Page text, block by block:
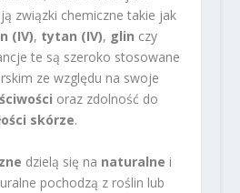
związki chemiczne takie jak
(IV), tytan (IV), glin czy
te są szeroko stosowane
ze względu na swoje
oraz zdolność do
skórze.
dzielą się na naturalne i
pochodzą z roślin lub